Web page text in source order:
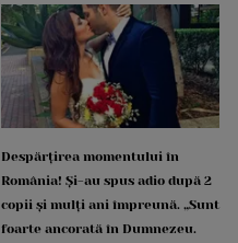
Despărțirea momentului în
România! Și-au spus adio după 2
copii și mulți ani împreună. „Sunt
foarte ancorată în Dumnezeu.